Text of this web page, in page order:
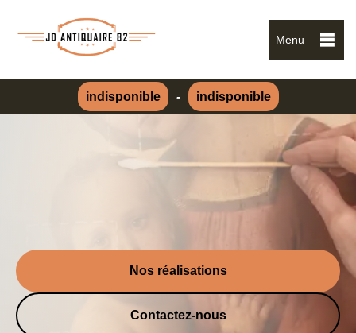
Menu
indisponible - indisponible
Nos réalisations
Contactez-nous